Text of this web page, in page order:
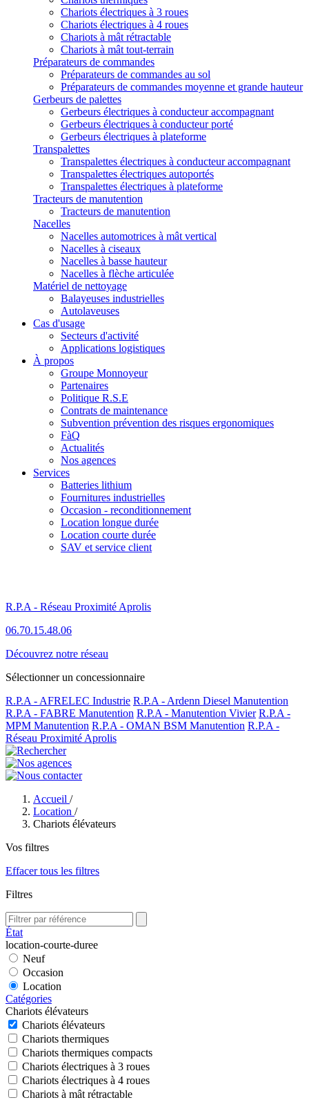
Chariots électriques à 3 roues
Chariots électriques à 4 roues
Chariots à mât rétractable
Chariots à mât tout-terrain
Préparateurs de commandes
Préparateurs de commandes au sol
Préparateurs de commandes moyenne et grande hauteur
Gerbeurs de palettes
Gerbeurs électriques à conducteur accompagnant
Gerbeurs électriques à conducteur porté
Gerbeurs électriques à plateforme
Transpalettes
Transpalettes électriques à conducteur accompagnant
Transpalettes électriques autoportés
Transpalettes électriques à plateforme
Tracteurs de manutention
Tracteurs de manutention
Nacelles
Nacelles automotrices à mât vertical
Nacelles à ciseaux
Nacelles à basse hauteur
Nacelles à flèche articulée
Matériel de nettoyage
Balayeuses industrielles
Autolaveuses
Cas d'usage
Secteurs d'activité
Applications logistiques
À propos
Groupe Monnoyeur
Partenaires
Politique R.S.E
Contrats de maintenance
Subvention prévention des risques ergonomiques
FàQ
Actualités
Nos agences
Services
Batteries lithium
Fournitures industrielles
Occasion - reconditionnement
Location longue durée
Location courte durée
SAV et service client
R.P.A - Réseau Proximité Aprolis
06.70.15.48.06
Découvrez notre réseau
Sélectionner un concessionnaire
R.P.A - AFRELEC Industrie R.P.A - Ardenn Diesel Manutention
R.P.A - FABRE Manutention R.P.A - Manutention Vivier R.P.A -
MPM Manutention R.P.A - OMAN BSM Manutention R.P.A -
Réseau Proximité Aprolis
Accueil /
Location /
Chariots élévateurs
Vos filtres
Effacer tous les filtres
Filtres
État
location-courte-duree
Neuf
Occasion
Location
Catégories
Chariots élévateurs
Chariots élévateurs
Chariots thermiques
Chariots thermiques compacts
Chariots électriques à 3 roues
Chariots électriques à 4 roues
Chariots à mât rétractable